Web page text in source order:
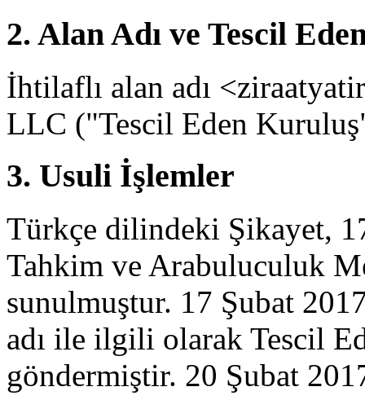
2. Alan Adı ve Tescil
İhtilaflı alan adı
LLC ("Tescil Eden
3. Usuli İşlemler
Türkçe dilindeki Şikayet,
Tahkim ve Arabuluculuk
sunulmuştur. 17 Şubat
adı ile ilgili olarak Tescil
göndermiştir. 20 Şubat